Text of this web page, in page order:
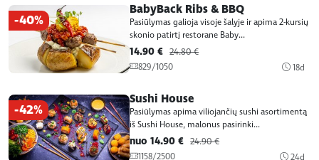
-40%
BabyBack Ribs & BBQ
Pasiūlymas galioja visoje šalyje ir apima 2-kursių
skonio patirtį restorane Baby...
14.90 € 24.80 €
829/1050
18d
-42%
Sushi House
Pasiūlymas apima viliojančių sushi asortimentą
iš Sushi House, malonus pasirinki...
nuo 14.90 € 24.90 €
1158/2500
24d